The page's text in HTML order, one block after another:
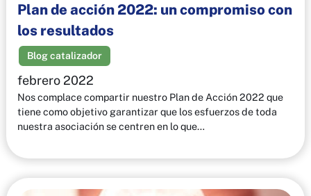
Plan de acción 2022: un compromiso con
los resultados
Blog catalizador
febrero 2022
Nos complace compartir nuestro Plan de Acción 2022 que
tiene como objetivo garantizar que los esfuerzos de toda
nuestra asociación se centren en lo que…